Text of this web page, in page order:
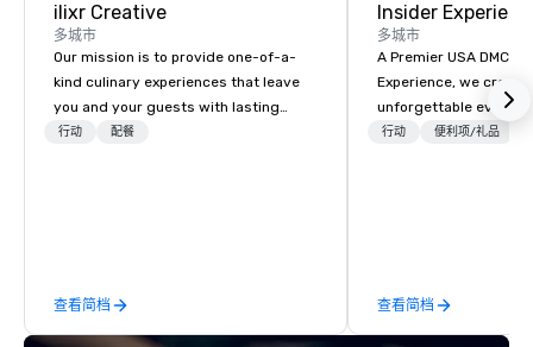
ilixr Creative
多城市
Our mission is to provide one-of-a-
kind culinary experiences that leave
you and your guests with lasting
memories and satiated palates. Every
catering industry.
行动 配餐
查看简档
Insider
多城市
A Premier USA DMC Partner
Experience, we create
unforgettable events
access to premium
times, all-inclusive
turnarounds, strong
行动 便利项/礼品
查看简档